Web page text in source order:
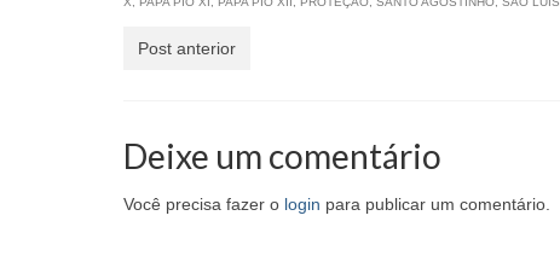
Post anterior
Deixe um comentário
Você precisa fazer o login para publicar um comentário.